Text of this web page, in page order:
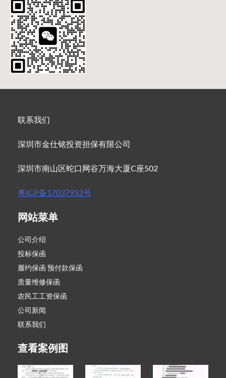
联系我们
深圳市金仕铭投资担保有限公司
深圳市南山区蛇口网谷万海大厦C座502
粤ICP备17037952号
网站菜单
公司介绍
投标保函
履约保函 预付款保函
质量维修保函
农民工工资保函
公司新闻
联系我们
查看案例图